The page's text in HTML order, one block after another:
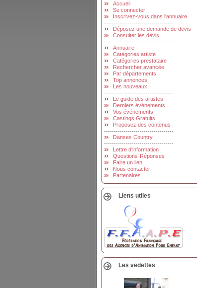
Accueil
Se connecter
Inscrivez-vous dans l'annuaire
-----------------------------------
Déposez une demande de devis
Consulter les devis
-----------------------------------
Annuaire
Catégories artiste
Catégories prestataire
Rechercher avancée
Par départements
Top annonces
Les nouveaux
-----------------------------------
Le guide des artistes
Derniers événements
Vos événements
Castings Gratuits
Proposez des contenus
-----------------------------------
Danses Country
-----------------------------------
Lettre d'information
Questions-Réponses
Faire un lien
Nous contacter
Partenaires
Liens utiles
Les vedettes